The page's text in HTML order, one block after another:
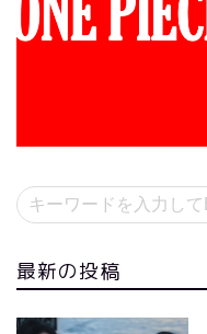
最新の投稿